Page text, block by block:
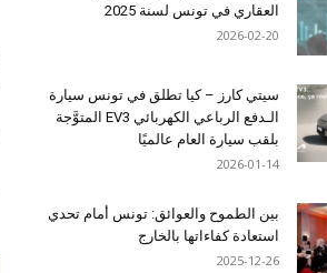
العقاري في تونس لسنة 2025
2026-02-20
سيتي كارز – كيا تطلق في تونس سيارة
الـدفع الرباعي الكهربائي EV3 المتوَّجة
بلقب سيارة العام عالميًا
2026-01-14
بين الطموح والعوائق: تونس أمام تحدي
استعادة كفاءاتها بالخارج
2025-12-26